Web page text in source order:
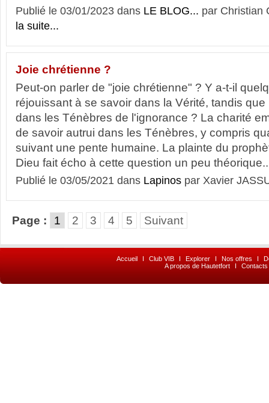
Publié le 03/01/2023 dans LE BLOG... par Christian
la suite...
Joie chrétienne ?
Peut-on parler de "joie chrétienne" ? Y a-t-il
réjouissant à se savoir dans la Vérité, tandis
dans les Ténèbres de l'ignorance ? La charité
de savoir autrui dans les Ténèbres, y compris
suivant une pente humaine. La plainte du
Dieu fait écho à cette question un peu
Publié le 03/05/2021 dans Lapinos par Xavier
Page : 1 2 3 4 5 Suivant
Accueil I Club VIB I Explorer I Nos offres I
A propos de Hautetfort
I Contacts